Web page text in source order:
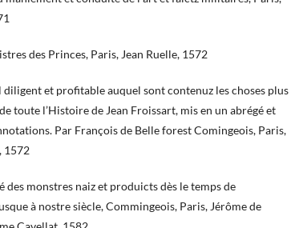
des Princes, Paris, Jean Ruelle, 1572
diligent et profitable auquel sont contenuz les choses plus
toute l’Histoire de Jean Froissart, mis en un abrégé et
Par François de Belle forest Comingeois, Paris,
1572
des monstres naiz et produicts dès le temps de
à nostre siècle, Commingeois, Paris, Jérôme de